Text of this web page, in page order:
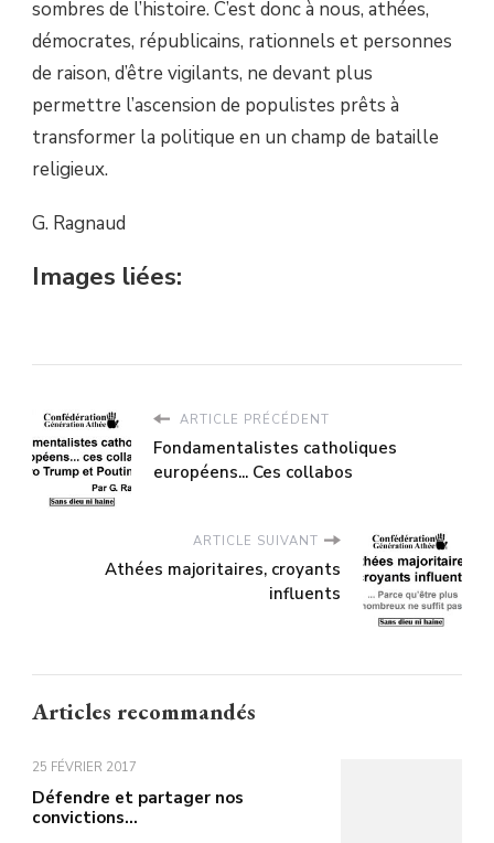
sombres de l’histoire. C’est donc à nous, athées,
démocrates, républicains, rationnels et personnes
de raison, d’être vigilants, ne devant plus
permettre l’ascension de populistes prêts à
transformer la politique en un champ de bataille
religieux.
G. Ragnaud
Images liées:
ARTICLE PRÉCÉDENT
Fondamentalistes catholiques
européens... Ces collabos
ARTICLE SUIVANT
Athées majoritaires, croyants
influents
Articles recommandés
25 FÉVRIER 2017
Défendre et partager nos
convictions…